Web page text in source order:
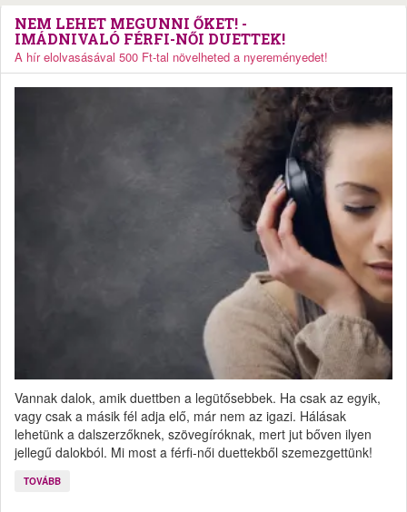
NEM LEHET MEGUNNI ŐKET! -
IMÁDNIVALÓ FÉRFI-NŐI DUETTEK!
A hír elolvasásával 500 Ft-tal növelheted a nyereményedet!
Vannak dalok, amik duettben a legütősebbek. Ha csak az egyik,
vagy csak a másik fél adja elő, már nem az igazi. Hálásak
lehetünk a dalszerzőknek, szövegíróknak, mert jut bőven ilyen
jellegű dalokból. Mi most a férfi-női duettekből szemezgettünk!
TOVÁBB